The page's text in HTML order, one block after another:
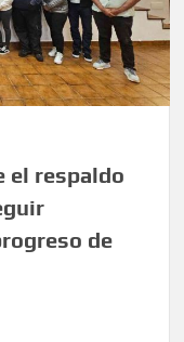
el respaldo
de